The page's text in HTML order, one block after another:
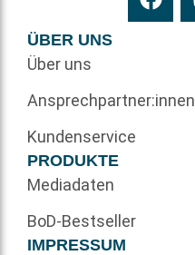
ÜBER UNS
Über uns
Ansprechpartner:innen
Kundenservice
PRODUKTE
Mediadaten
BoD-Bestseller
IMPRESSUM